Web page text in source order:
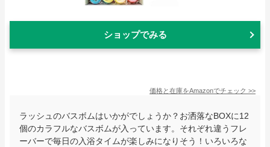
ショップでみる
価格と在庫をAmazonでチェック >>
ラッシュのバスボムはいかがでしょうか？お洒落なBOXに12
個のカラフルなバスボムが入っています。それぞれ違うフレ
ーバーで毎日の入浴タイムが楽しみになりそう！いろいろな